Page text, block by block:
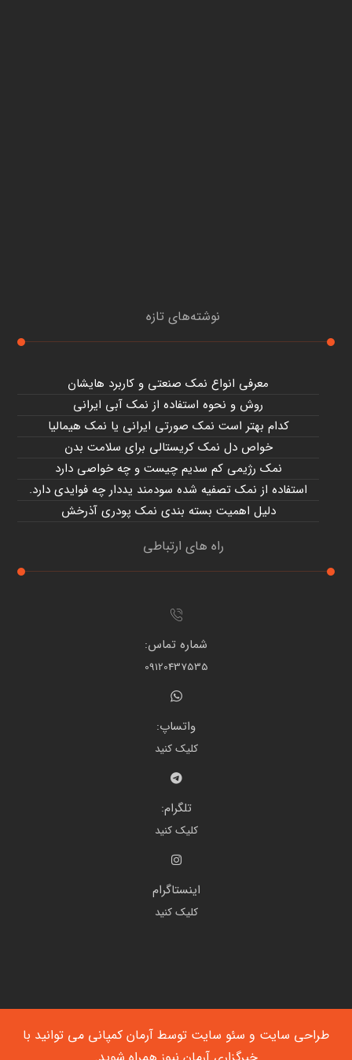
نوشته‌های تازه
معرفی انواع نمک صنعتی و کاربرد هایشان
روش و نحوه استفاده از نمک آبی ایرانی
کدام بهتر است نمک صورتی ایرانی یا نمک هیمالیا
خواص دل نمک کریستالی برای سلامت بدن
نمک رژیمی کم سدیم چیست و چه خواصی دارد
استفاده از نمک تصفیه شده سودمند یددار چه فوایدی دارد.
دلیل اهمیت بسته بندی نمک پودری آذرخش
راه های ارتباطی
شماره تماس:
09120437535
واتساپ:
کلیک کنید
تلگرام:
کلیک کنید
اینستاگرام
کلیک کنید
طراحی سایت و سئو سایت توسط آرمان کمپانی می توانید با